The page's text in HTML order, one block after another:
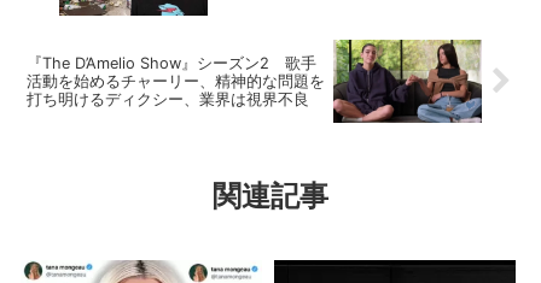
『The D’Amelio Show』シーズン2 歌手
活動を始めるチャーリー、精神的な問題を
打ち明けるディクシー、業界は視界不良
関連記事